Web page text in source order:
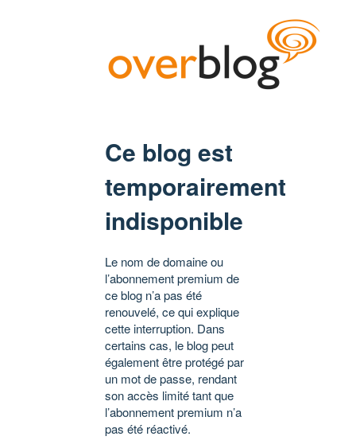
Ce blog est
temporairement
indisponible
Le nom de domaine ou
l’abonnement premium de
ce blog n’a pas été
renouvelé, ce qui explique
cette interruption. Dans
certains cas, le blog peut
également être protégé par
un mot de passe, rendant
son accès limité tant que
l’abonnement premium n’a
pas été réactivé.